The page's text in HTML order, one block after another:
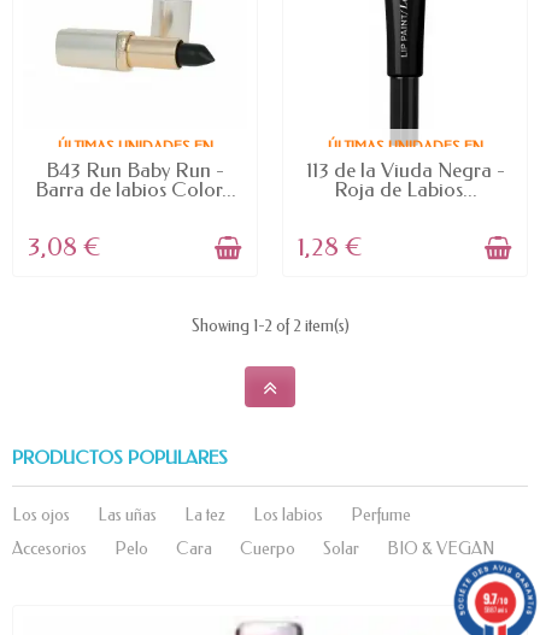
ÚLTIMAS UNIDADES EN
STOCK
B43 Run Baby Run -
Barra de labios Color...
3,08 €
ÚLTIMAS UNIDADES EN
STOCK
113 de la Viuda Negra -
Roja de Labios...
1,28 €
Showing 1-2 of 2 item(s)
PRODUCTOS POPULARES
Los ojos Las uñas La tez Los labios
Perfume
Accesorios
Pelo Cara Cuerpo Solar BIO & VEGAN
9.7/10
5887 avis